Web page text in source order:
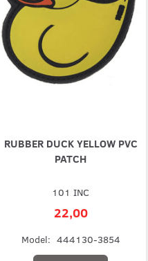
RUBBER DUCK YELLOW PVC
PATCH
101 INC
22,00
Model: 444130-3854